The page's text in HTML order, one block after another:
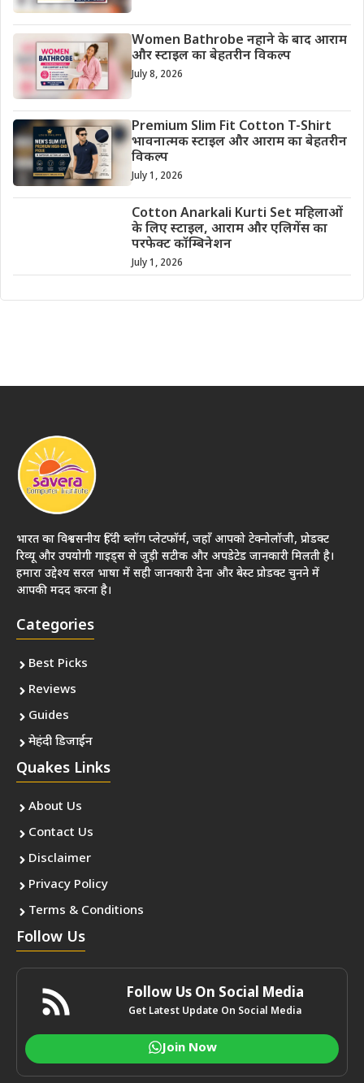
Women Bathrobe नहाने के बाद आराम
और स्टाइल का बेहतरीन विकल्प
July 8, 2026
Premium Slim Fit Cotton T-Shirt
भावनात्मक स्टाइल और आराम का बेहतरीन
विकल्प
July 1, 2026
Cotton Anarkali Kurti Set महिलाओं
के लिए स्टाइल, आराम और एलिगेंस का
परफेक्ट कॉम्बिनेशन
July 1, 2026
भारत का विश्वसनीय हिंदी ब्लॉग प्लेटफॉर्म, जहाँ आपको टेक्नोलॉजी, प्रोडक्ट
रिव्यू और उपयोगी गाइड्स से जुड़ी सटीक और अपडेटेड जानकारी मिलती है।
हमारा उद्देश्य सरल भाषा में सही जानकारी देना और बेस्ट प्रोडक्ट चुनने में
आपकी मदद करना है।
Categories
Best Picks
Reviews
Guides
मेहंदी डिजाईन
Quakes Links
About Us
Contact Us
Disclaimer
Privacy Policy
Terms & Conditions
Follow Us
Follow Us On Social Media
Get Latest Update On Social Media
Join Now